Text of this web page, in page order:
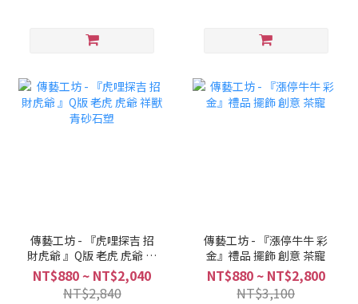
傳藝工坊 - 『虎哩探吉 招
財虎爺 』Q版 老虎 虎爺 祥
獸 青砂石塑
NT$880 ~ NT$2,040
NT$2,840
傳藝工坊 - 『漲停牛牛 彩
金』禮品 擺飾 創意 茶寵
NT$880 ~ NT$2,800
NT$3,100